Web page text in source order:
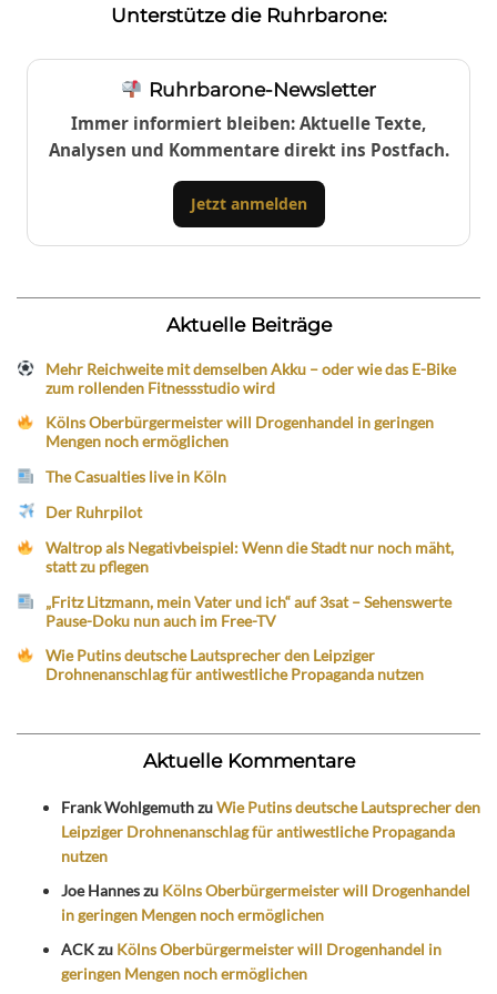
Unterstütze die Ruhrbarone:
Ruhrbarone-Newsletter
Immer informiert bleiben: Aktuelle Texte,
Analysen und Kommentare direkt ins Postfach.
Jetzt anmelden
Aktuelle Beiträge
Mehr Reichweite mit demselben Akku – oder wie das E-Bike
zum rollenden Fitnessstudio wird
Kölns Oberbürgermeister will Drogenhandel in geringen
Mengen noch ermöglichen
The Casualties live in Köln
Der Ruhrpilot
Waltrop als Negativbeispiel: Wenn die Stadt nur noch mäht,
statt zu pflegen
„Fritz Litzmann, mein Vater und ich“ auf 3sat – Sehenswerte
Pause-Doku nun auch im Free-TV
Wie Putins deutsche Lautsprecher den Leipziger
Drohnenanschlag für antiwestliche Propaganda nutzen
Aktuelle Kommentare
Frank WohlgemuthzuWie Putins deutsche Lautsprecher den
Leipziger Drohnenanschlag für antiwestliche Propaganda
nutzen
Joe Hanneszu Kölns Oberbürgermeister will Drogenhandel
in geringen Mengen noch ermöglichen
ACKzu Kölns Oberbürgermeister will Drogenhandel in
geringen Mengen noch ermöglichen